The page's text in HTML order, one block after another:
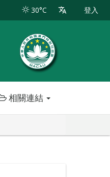
30°C 登入
相關連結